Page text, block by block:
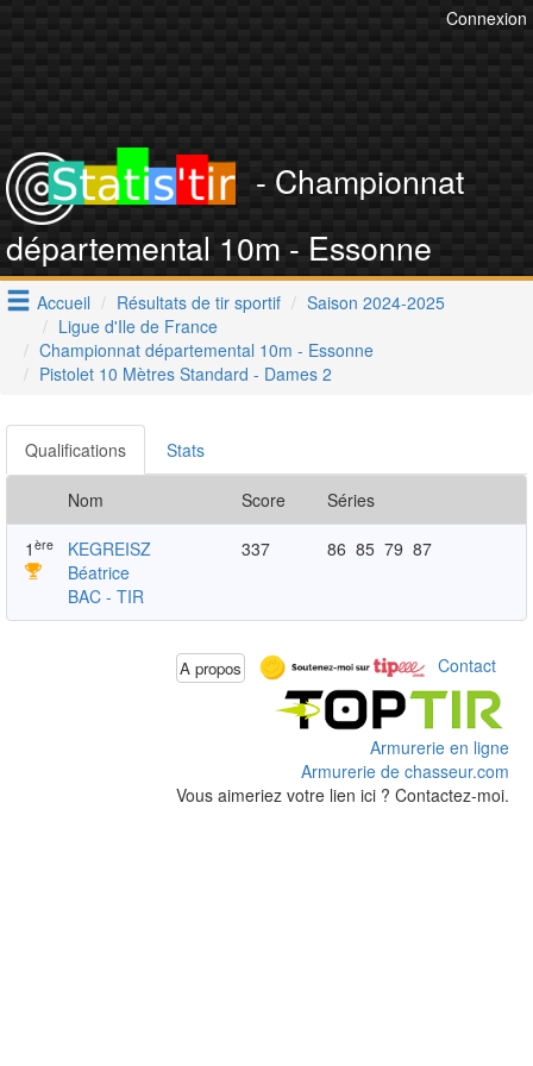
Connexion
- Championnat
départemental 10m - Essonne
Accueil Résultats de tir sportif
Saison 2024-2025
Ligue d'Ile de France
Championnat départemental 10m - Essonne
Pistolet 10 Mètres Standard - Dames 2
Qualifications Stats
Nom Score Séries
1 ère
KEGREISZ
Béatrice
BAC - TIR
337 86 85 79 87
A propos Contact
Armurerie en ligne
Armurerie de chasseur.com
Vous aimeriez votre lien ici ? Contactez-moi.